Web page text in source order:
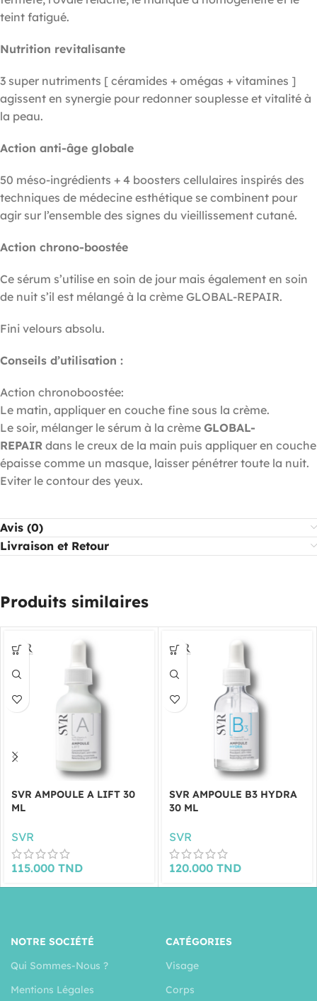
teint fatigué.
Nutrition revitalisante
3 super nutriments [ céramides + omégas + vitamines ]
agissent en synergie pour redonner souplesse et vitalité à
la peau.
Action anti-âge globale
50 méso-ingrédients + 4 boosters cellulaires inspirés des
techniques de médecine esthétique se combinent pour
agir sur l’ensemble des signes du vieillissement cutané.
Action chrono-boostée
Ce sérum s’utilise en soin de jour mais également en soin
de nuit s’il est mélangé à la crème GLOBAL-REPAIR.
Fini velours absolu.
Conseils d’utilisation :
Action chronoboostée:
Le matin, appliquer en couche fine sous la crème.
Le soir, mélanger le sérum à la crème GLOBAL-
REPAIR dans le creux de la main puis appliquer en couche
épaisse comme un masque, laisser pénétrer toute la nuit.
Eviter le contour des yeux.
Avis (0)
Livraison et Retour
Produits similaires
SVR AMPOULE A LIFT 30
ML
SVR
115.000 TND
SVR AMPOULE B3 HYDRA
30 ML
SVR
120.000 TND
NOTRE SOCIÉTÉ
Qui Sommes-Nous ?
Mentions Légales
CATÉGORIES
Visage
Corps